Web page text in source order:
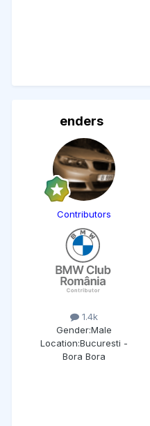
enders
Contributors
1.4k
Gender:Male
Location:Bucuresti -
Bora Bora